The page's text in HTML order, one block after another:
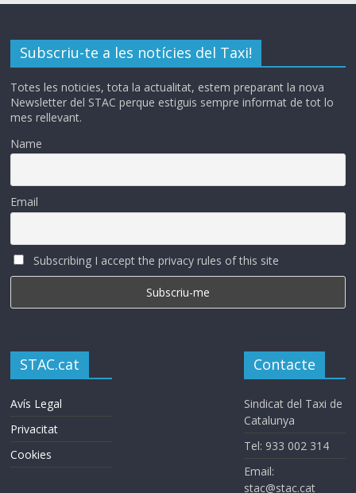
Subscriu-te a les notícies del Taxi!
Totes les noticies, tota la actualitat, estem preparant la nova
Newsletter del STAC perque estiguis sempre informat de tot lo
mes rellevant.
Name
Email
Subscribing I accept the privacy rules of this site
STAC.cat
Avís Legal
Privacitat
Cookies
Contacte
Sindicat del Taxi de
Catalunya
Tel: 933 002 314
Email:
stac@stac.cat